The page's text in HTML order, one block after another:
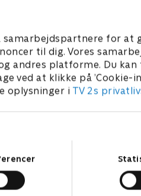
for at
til dig. Vores
andres platforme. Du
ved at klikke på ’Cookie-
oplysninger i TV 2s